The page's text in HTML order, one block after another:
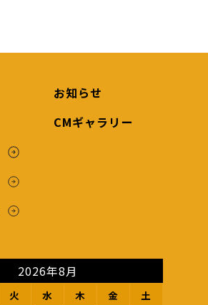
お知らせ
CMギャラリー
2026年8月
火 水 木 金
土